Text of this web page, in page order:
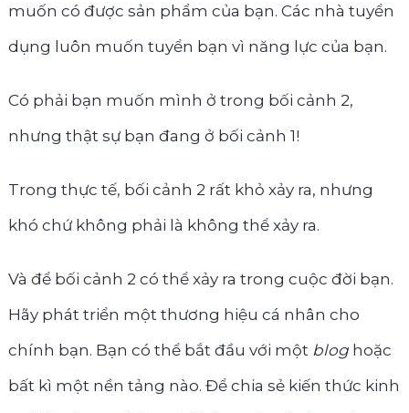
muốn có được sản phẩm của bạn. Các nhà tuyển
dụng luôn muốn tuyển bạn vì năng lực của bạn.
Có phải bạn muốn mình ở trong bối cảnh 2,
nhưng thật sự bạn đang ở bối cảnh 1!
Trong thực tế, bối cảnh 2 rất khỏ xảy ra, nhưng
khó chứ không phải là không thể xảy ra.
Và để bối cảnh 2 có thể xảy ra trong cuộc đời bạn.
Hãy phát triển một thương hiệu cá nhân cho
chính bạn. Bạn có thể bắt đầu với một bloghoặc
bất kì một nền tảng nào. Để chia sẻ kiến thức kinh